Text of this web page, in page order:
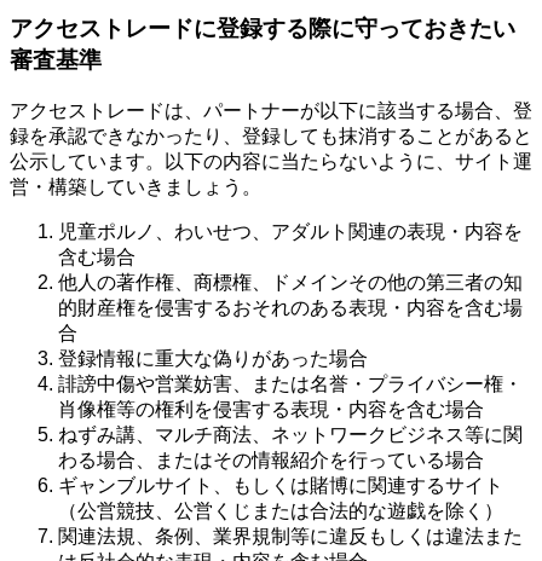
アクセストレードに登録する際に守っておきたい
審査基準
アクセストレードは、パートナーが以下に該当する場合、登
録を承認できなかったり、登録しても抹消することがあると
公示しています。以下の内容に当たらないように、サイト運
営・構築していきましょう。
児童ポルノ、わいせつ、アダルト関連の表現・内容を
含む場合
他人の著作権、商標権、ドメインその他の第三者の知
的財産権を侵害するおそれのある表現・内容を含む場
合
登録情報に重大な偽りがあった場合
誹謗中傷や営業妨害、または名誉・プライバシー権・
肖像権等の権利を侵害する表現・内容を含む場合
ねずみ講、マルチ商法、ネットワークビジネス等に関
わる場合、またはその情報紹介を行っている場合
ギャンブルサイト、もしくは賭博に関連するサイト
（公営競技、公営くじまたは合法的な遊戯を除く）
関連法規、条例、業界規制等に違反もしくは違法また